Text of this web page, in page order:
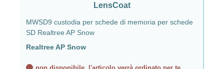
LensCoat
MWSD9 custodia per schede di memoria per schede
SD Realtree AP Snow
Realtree AP Snow